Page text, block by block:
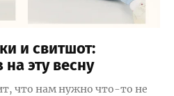
и свитшот:
эту весну
что нам нужно что-то не